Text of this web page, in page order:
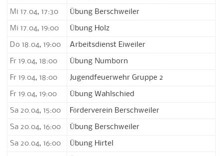
Mi 17.04, 17:30 Übung Berschweiler
Mi 17.04, 19:00 Übung Holz
Do 18.04, 19:00 Arbeitsdienst Eiweiler
Fr 19.04, 18:00 Übung Numborn
Fr 19.04, 18:00 Jugendfeuerwehr Gruppe 2
Fr 19.04, 19:00 Übung Wahlschied
Sa 20.04, 15:00 Förderverein Berschweiler
Sa 20.04, 16:00 Übung Berschweiler
Sa 20.04, 16:00 Übung Hirtel